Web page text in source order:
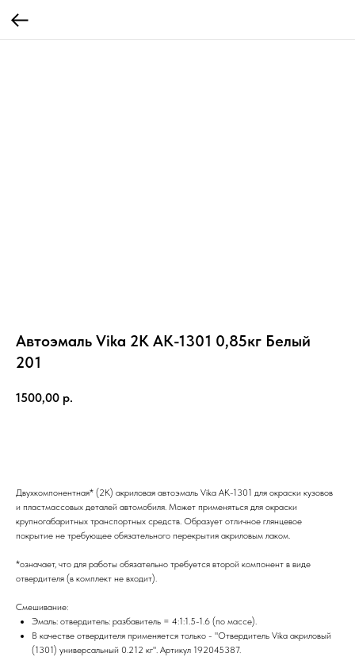
Автоэмаль Vika 2К АК-1301 0,85кг Белый
201
1500,00 р.
Двухкомпонентная* (2К) акриловая автоэмаль Vika АК-1301 для окраски кузовов
и пластмассовых деталей автомобиля. Может применяться для окраски
крупногабаритных транспортных средств. Образует отличное глянцевое
покрытие не требующее обязательного перекрытия акриловым лаком.
*означает, что для работы обязательно требуется второй компонент в виде
отвердителя (в комплект не входит).
Смешивание:
Эмаль: отвердитель: разбавитель = 4:1:1.5-1.6 (по массе).
В качестве отвердителя применяется только - "Отвердитель Vika акриловый
(1301) универсальный 0.212 кг". Артикул 192045387.